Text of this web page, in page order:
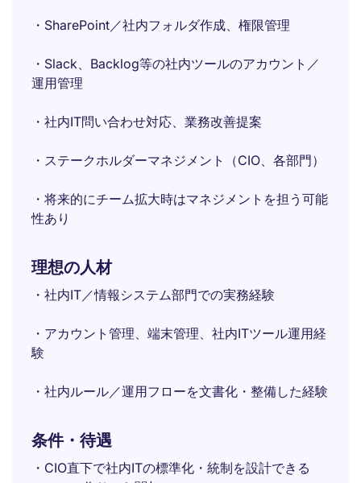
・SharePoint／社内フォルダ作成、権限管理
・Slack、Backlog等の社内ツールのアカウント／
運用管理
・社内IT問い合わせ対応、業務改善提案
・ステークホルダーマネジメント（CIO、各部門）
・将来的にチーム拡大時はマネジメントを担う可能
性あり
理想の人材
・社内IT／情報システム部門での実務経験
・アカウント管理、端末管理、社内ITツール運用経
験
・社内ルール／運用フローを文書化・整備した経験
条件・待遇
・CIO直下で社内ITの標準化・統制を設計できる